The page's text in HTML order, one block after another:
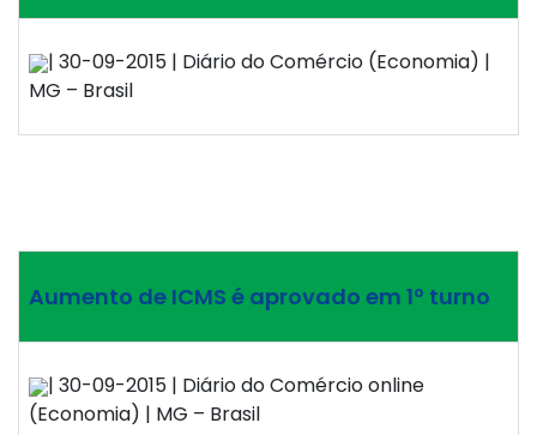
| 30-09-2015 | Diário do Comércio (Economia) |
MG – Brasil
Aumento de ICMS é aprovado em 1º turno
| 30-09-2015 | Diário do Comércio online
(Economia) | MG – Brasil